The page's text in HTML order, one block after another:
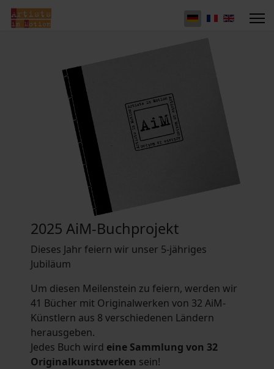
2025 AiM-Buchprojekt
Dieses Jahr feiern wir unser 5-jähriges
Jubiläum
Um diesen Meilenstein zu feiern, werden wir
41 Bücher mit Originalwerken von 32 AiM-
Künstlern aus 8 verschiedenen Ländern
herausgeben.
Jedes Buch wird eine Sammlung von 32
Originalkunstwerken sein!